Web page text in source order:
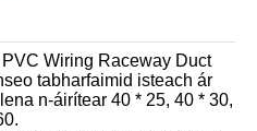
Wiring Raceway Duct
tabharfaimid isteach ár
n-áirítear 40 * 25, 40 * 30,